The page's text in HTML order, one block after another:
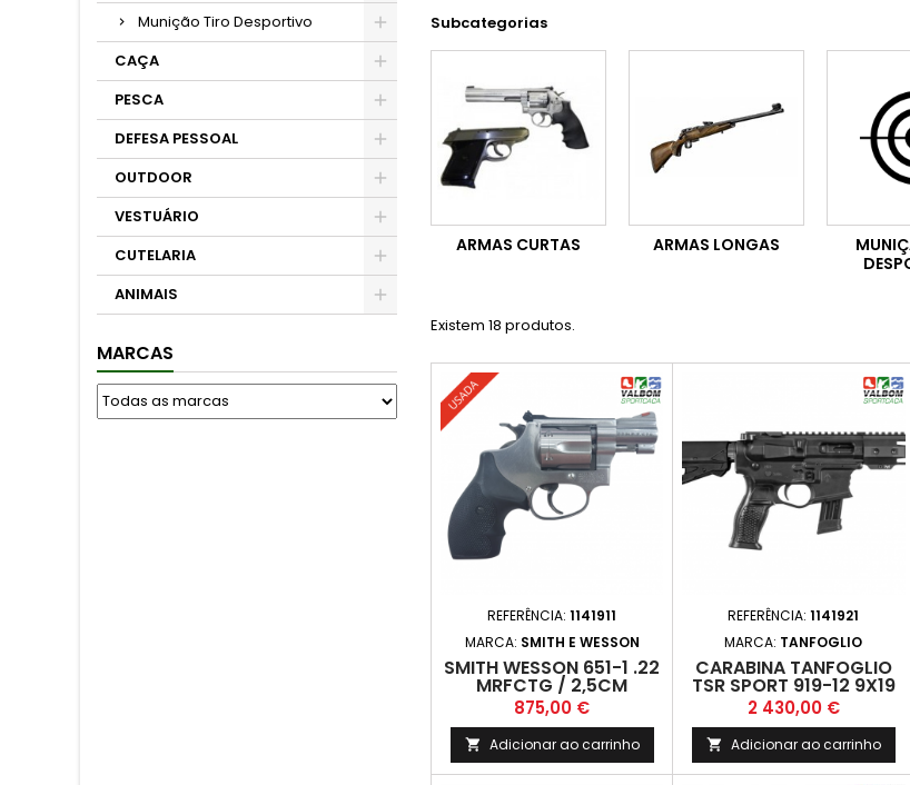
Munição Tiro Desportivo
CAÇA
PESCA
DEFESA PESSOAL
OUTDOOR
VESTUÁRIO
CUTELARIA
ANIMAIS
MARCAS
Subcategorias
ARMAS CURTAS ARMAS LONGAS
Existem 18 produtos.
REFERÊNCIA:1141911
MARCA: SMITH E WESSON
SMITH WESSON 651-1 .22
MRFCTG / 2,5CM
Preço
875,00 €
 Adicionar ao carrinho
REFERÊNCIA:1141921
MARCA: TANFOGLIO
CARABINA TANFOGLIO
TSR SPORT 919-12 9X19
Preço
2 430,00 €
 Adicionar ao carrinho